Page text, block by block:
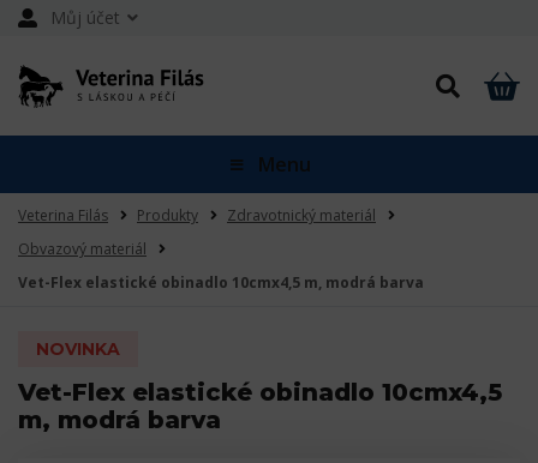
Můj účet
Menu
Veterina Filás Produkty
Zdravotnický materiál
Obvazový materiál
Vet-Flex elastické obinadlo 10cmx4,5 m, modrá barva
NOVINKA
Vet-Flex elastické obinadlo 10cmx4,5
m, modrá barva